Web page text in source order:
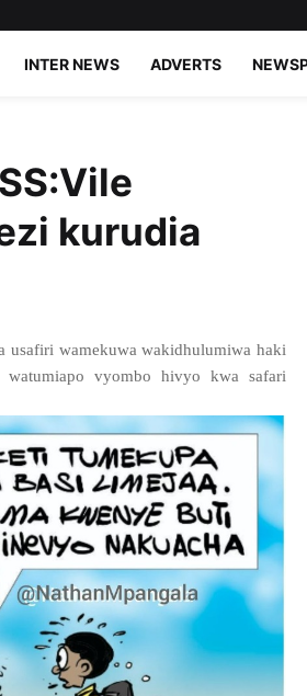
INTER NEWS ADVERTS
kurudia
wamekuwa wakidhulumiwa haki
vyombo hivyo kwa safari